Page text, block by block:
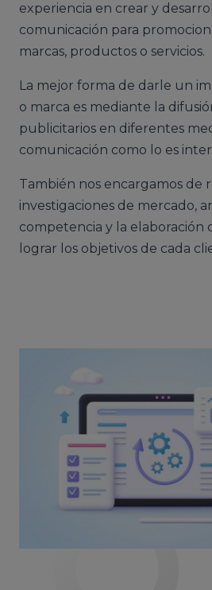
experiencia en crear y
comunicación para
marcas, productos o servicios.
La mejor forma de darle un
o marca es mediante la
publicitarios en diferentes
comunicación como lo es
También nos encargamos de
investigaciones de mercado,
competencia y la elaboración
lograr los objetivos de cada